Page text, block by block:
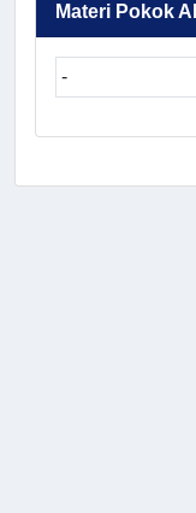
Materi Pokok
-